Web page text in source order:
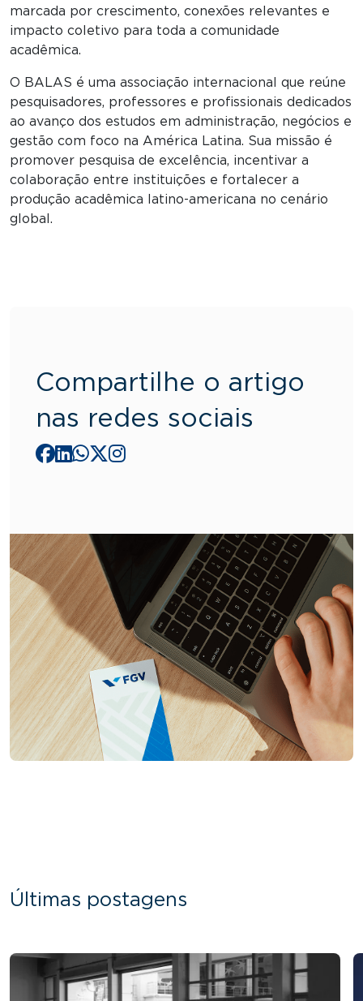
marcada por crescimento, conexões relevantes e
impacto coletivo para toda a comunidade
acadêmica.
O BALAS é uma associação internacional que reúne
pesquisadores, professores e profissionais dedicados
ao avanço dos estudos em administração, negócios e
gestão com foco na América Latina. Sua missão é
promover pesquisa de excelência, incentivar a
colaboração entre instituições e fortalecer a
produção acadêmica latino-americana no cenário
global.
Compartilhe o artigo
nas redes sociais
Últimas postagens